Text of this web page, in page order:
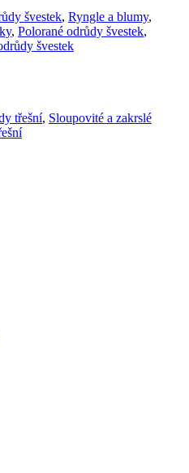
švestek, Ryngle a blumy,
, Polorané odrůdy švestek,
švestek
třešní, Sloupovité a zakrslé